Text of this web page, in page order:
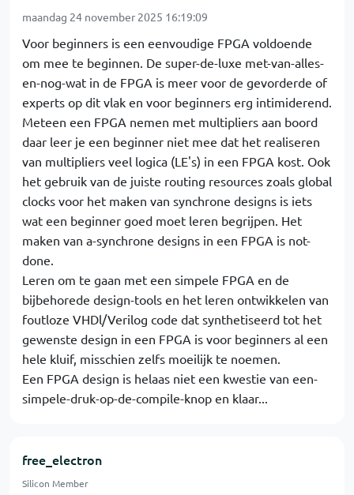
maandag 24 november 2025 16:19:09
Voor beginners is een eenvoudige FPGA voldoende
om mee te beginnen. De super-de-luxe met-van-alles-
en-nog-wat in de FPGA is meer voor de gevorderde of
experts op dit vlak en voor beginners erg intimiderend.
Meteen een FPGA nemen met multipliers aan boord
daar leer je een beginner niet mee dat het realiseren
van multipliers veel logica (LE's) in een FPGA kost. Ook
het gebruik van de juiste routing resources zoals global
clocks voor het maken van synchrone designs is iets
wat een beginner goed moet leren begrijpen. Het
maken van a-synchrone designs in een FPGA is not-
done.
Leren om te gaan met een simpele FPGA en de
bijbehorede design-tools en het leren ontwikkelen van
foutloze VHDl/Verilog code dat synthetiseerd tot het
gewenste design in een FPGA is voor beginners al een
hele kluif, misschien zelfs moeilijk te noemen.
Een FPGA design is helaas niet een kwestie van een-
simpele-druk-op-de-compile-knop en klaar...
free_electron
Silicon Member